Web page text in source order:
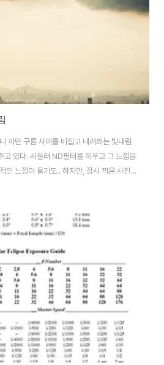
까만 구름 사이를 비집고 내려쬐는 빛내림
고 있다. 서둘러 ND필터를 끼우고 그 느낌을
인 느낌이 들기도.. 하지만, 잠시 찍은 사진을
나름 괜찮아~